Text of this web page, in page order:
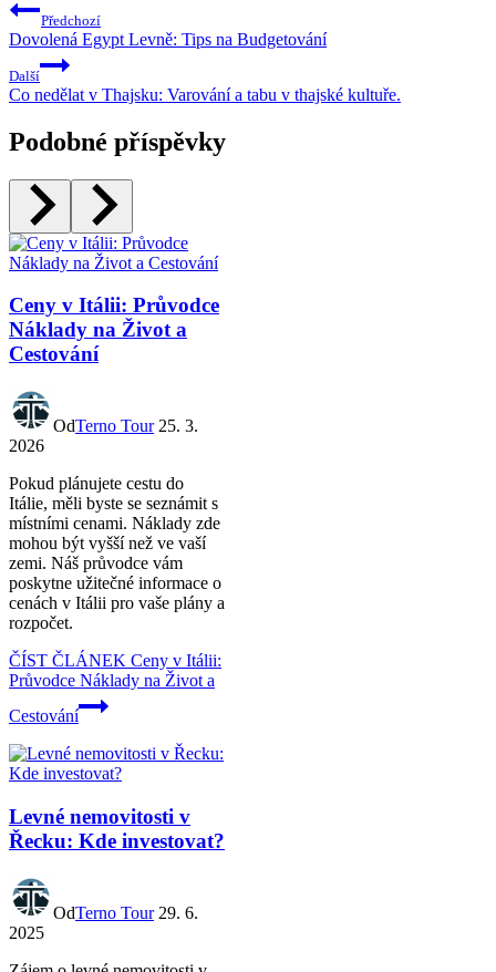
Předchozí
Dovolená Egypt Levně: Tips na Budgetování
Další
Co nedělat v Thajsku: Varování a tabu v thajské kultuře.
Podobné příspěvky
Ceny v Itálii: Průvodce
Náklady na Život a
Cestování
OdTerno Tour 25. 3.
2026
Pokud plánujete cestu do
Itálie, měli byste se seznámit s
místními cenami. Náklady zde
mohou být vyšší než ve vaší
zemi. Náš průvodce vám
poskytne užitečné informace o
cenách v Itálii pro vaše plány a
rozpočet.
ČÍST ČLÁNEK Ceny v Itálii:
Průvodce Náklady na Život a
Cestování
Levné nemovitosti v
Řecku: Kde investovat?
OdTerno Tour 29. 6.
2025